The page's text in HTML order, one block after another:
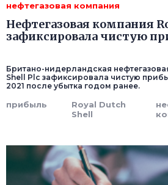
нефтегазовая компания
Нефтегазовая компания
зафиксировала чистую
Британо-нидерландская
Shell Plc зафиксировала чистую
2021 после убытка годом ранее.
прибыль
Royal Dutch
Shell